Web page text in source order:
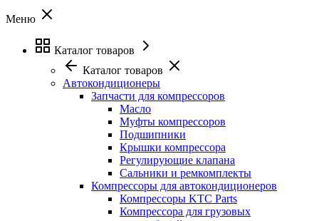
Меню
Каталог товаров
Каталог товаров
Автокондиционеры
Запчасти для компрессоров
Масло
Муфты компрессоров
Подшипники
Крышки компрессора
Регулирующие клапана
Сальники и ремкомплекты
Компрессоры для автокондиционеров
Компрессоры KTC Parts
Компрессора для грузовых